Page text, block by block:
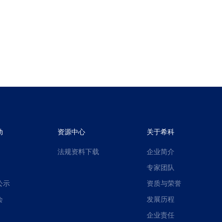
示
资源中心
法规资料下载
关于希科
企业简介
专家团队
资质与荣誉
发展历程
企业责任